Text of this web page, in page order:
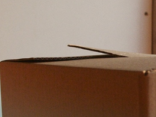
TS2014.